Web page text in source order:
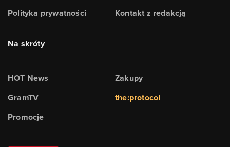
Polityka prywatności
Kontakt z redakcją
Na skróty
HOT News
GramTV
Promocje
Zakupy
the:protocol